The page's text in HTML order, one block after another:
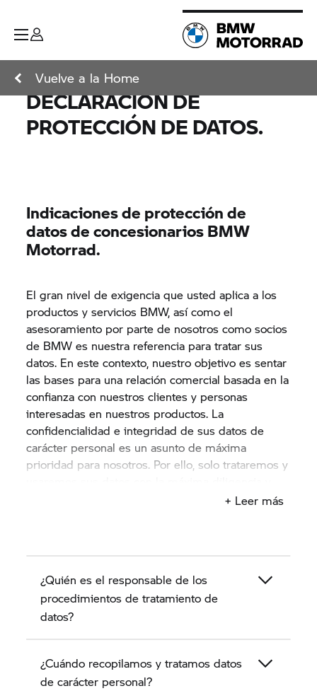
Vuelve a la Home
DECLARACIÓN DE
PROTECCIÓN DE DATOS.
Indicaciones de protección de
datos de concesionarios BMW
Motorrad.
El gran nivel de exigencia que usted aplica a los
productos y servicios BMW, así como el
asesoramiento por parte de nosotros como socios
de BMW es nuestra referencia para tratar sus
datos. En este contexto, nuestro objetivo es sentar
las bases para una relación comercial basada en la
confianza con nuestros clientes y personas
interesadas en nuestros productos. La
confidencialidad e integridad de sus datos de
carácter personal es un asunto de máxima
prioridad para nosotros. Por ello, solo trataremos y
para su propósito o de acuerdo con su
Estas indicaciones de protección de datos
describen en los próximos apartados cómo
nosotros, el concesionario BMW Motorrad como
+ Leer más
¿Quién es el responsable de los
procedimientos de tratamiento de
datos?
¿Cuándo recopilamos y tratamos datos
de carácter personal?